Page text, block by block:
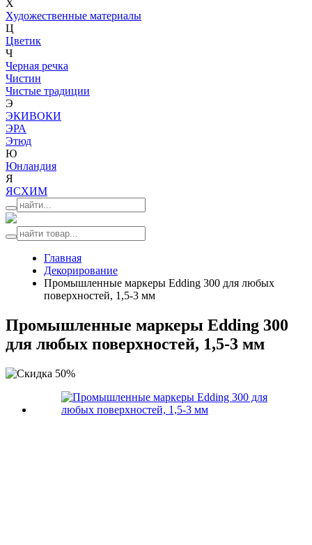
Х
Художественные материалы
Ц
Цветик
Ч
Черная речка
Чистин
Чистые традиции
Э
ЭКИВОКИ
ЭРА
Этюд
Ю
Юнландия
Я
ЯСХИМ
Главная
Декорирование
Промышленные маркеры Edding 300 для любых
поверхностей, 1,5-3 мм
Промышленные маркеры Edding 300
для любых поверхностей, 1,5-3 мм